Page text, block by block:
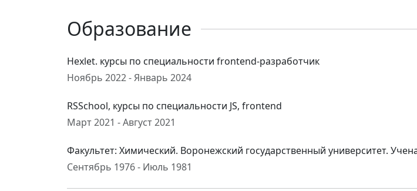
Образование
Hexlet. курсы по специальности frontend-разработчик
Ноябрь 2022 - Январь 2024
RSSchool, курсы по специальности JS, frontend
Март 2021 - Август 2021
Факультет: Химический. Воронежский государственный университет.
Сентябрь 1976 - Июль 1981